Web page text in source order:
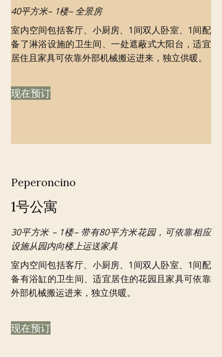
40平方米– 1楼– 全景房
室内空间包括客厅、小厨房、1间双人卧室、1间配
备了淋浴设施的卫生间、一处遮蔽式大阳台，适宜
居住且家具可依靠外部机械搬运进来，独立供暖。
现在预订
Peperoncino
1号公寓
30平方米 – 1楼– 带有80平方米花园，可依靠相应
设施从园内向楼上运送家具
室内空间包括客厅、小厨房、1间双人卧室、1间配
备有浴缸的卫生间、适宜居住的花园且家具可依靠
外部机械搬运进来，独立供暖。
现在预订